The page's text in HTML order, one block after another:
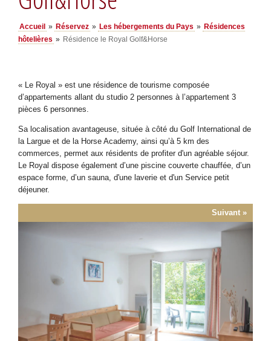
Accueil » Réservez » Les hébergements du Pays » Résidences
hôtelières » Résidence le Royal Golf&Horse
« Le Royal » est une résidence de tourisme composée
d’appartements allant du studio 2 personnes à l’appartement 3
pièces 6 personnes.
Sa localisation avantageuse, située à côté du Golf International de
la Largue et de la Horse Academy, ainsi qu’à 5 km des
commerces, permet aux résidents de profiter d'un agréable séjour.
Le Royal dispose également d’une piscine couverte chauffée, d’un
espace forme, d’un sauna, d'une laverie et d'un Service petit
déjeuner.
Suivant »